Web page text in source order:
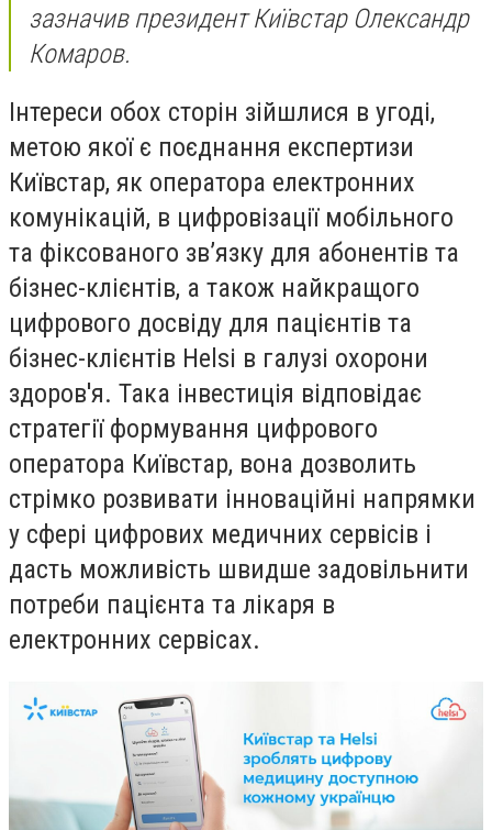
зазначив президент Київстар Олександр
Комаров.
Інтереси обох сторін зійшлися в угоді,
метою якої є поєднання експертизи
Київстар, як оператора електронних
комунікацій, в цифровізації мобільного
та фіксованого зв’язку для абонентів та
бізнес-клієнтів, а також найкращого
цифрового досвіду для пацієнтів та
бізнес-клієнтів Helsi в галузі охорони
здоров'я. Така інвестиція відповідає
стратегії формування цифрового
оператора Київстар, вона дозволить
стрімко розвивати інноваційні напрямки
у сфері цифрових медичних сервісів і
дасть можливість швидше задовільнити
потреби пацієнта та лікаря в
електронних сервісах.